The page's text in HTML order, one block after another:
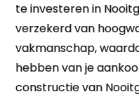
te investeren in
verzekerd van
vakmanschap,
hebben van je
constructie van